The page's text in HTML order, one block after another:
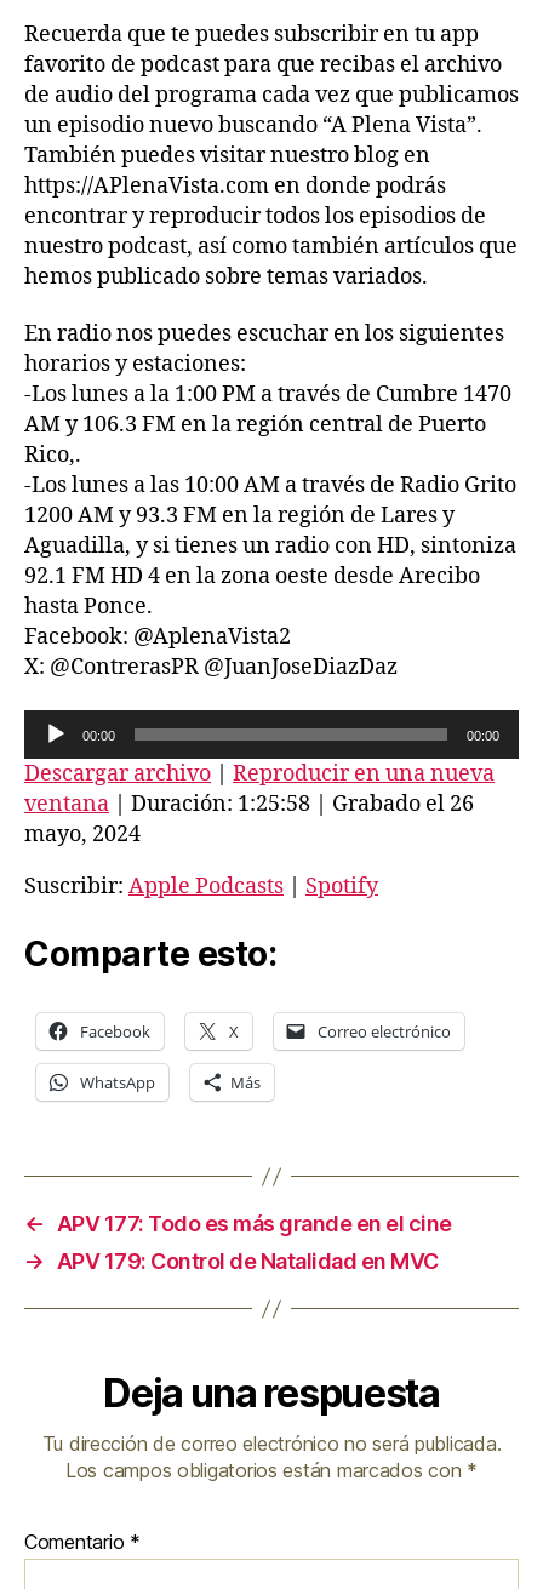
Recuerda que te puedes subscribir en tu app
favorito de podcast para que recibas el archivo
de audio del programa cada vez que publicamos
un episodio nuevo buscando “A Plena Vista”.
También puedes visitar nuestro blog en
https://APlenaVista.com en donde podrás
encontrar y reproducir todos los episodios de
nuestro podcast, así como también artículos que
hemos publicado sobre temas variados.
En radio nos puedes escuchar en los siguientes
horarios y estaciones:
-Los lunes a la 1:00 PM a través de Cumbre 1470
AM y 106.3 FM en la región central de Puerto
Rico,.
-Los lunes a las 10:00 AM a través de Radio Grito
1200 AM y 93.3 FM en la región de Lares y
Aguadilla, y si tienes un radio con HD, sintoniza
92.1 FM HD 4 en la zona oeste desde Arecibo
hasta Ponce.
Facebook: @AplenaVista2
X: @ContrerasPR @JuanJoseDiazDaz
e
p
r
d
c
u
d
00:00 00:00
Descargar archivo | Reproducir en una nueva
ventana | Duración: 1:25:58 | Grabado el 26
mayo, 2024
Suscribir: Apple Podcasts | Spotify
Comparte esto:
Facebook X Correo electrónico
WhatsApp Más
← APV 177: Todo es más grande en el cine
→ APV 179: Control de Natalidad en MVC
Deja una respuesta
Tu dirección de correo electrónico no será publicada.
Los campos obligatorios están marcados con *
Comentario *